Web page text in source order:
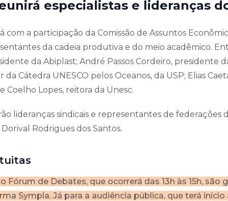
especialistas e lideranças
a participação da Comissão de Assuntos
da cadeia produtiva e do meio acadêmico.
da Abiplast; André Passos Cordeiro, presidente
Cátedra UNESCO pelos Oceanos, da USP; Elias
Coelho Lopes, reitora da Unesc.
lideranças sindicais e representantes de federações
Rodrigues dos Santos.
Fórum de Debates, que ocorrerá das 13h às 15h, são
Sympla. Já para a audiência pública, que terá início